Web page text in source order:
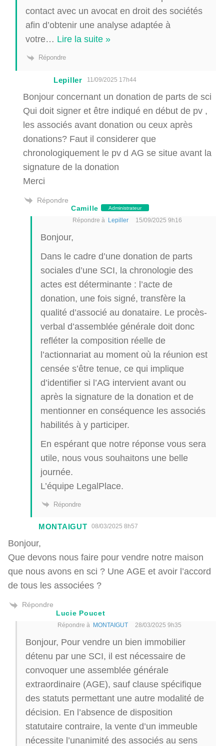
contact avec un avocat en droit des sociétés
afin d’obtenir une analyse adaptée à
votre… Lire la suite »
Répondre
Lepiller 11/09/2025 17h44
Bonjour concernant un donation de parts de sci
Qui doit signer et être indiqué en début de pv ,
les associés avant donation ou ceux après
donations? Faut il considerer que
chronologiquement le pv d AG se situe avant la
signature de la donation
Merci
Répondre
Camille
Administrateur
Répondre à Lepiller 15/09/2025 9h16
Bonjour,
Dans le cadre d’une donation de parts
sociales d’une SCI, la chronologie des
actes est déterminante : l’acte de
donation, une fois signé, transfère la
qualité d’associé au donataire. Le procès-
verbal d’assemblée générale doit donc
refléter la composition réelle de
l’actionnariat au moment où la réunion est
censée s’être tenue, ce qui implique
d’identifier si l’AG intervient avant ou
après la signature de la donation et de
mentionner en conséquence les associés
habilités à y participer.
En espérant que notre réponse vous sera
utile, nous vous souhaitons une belle
journée.
L’équipe LegalPlace.
Répondre
MONTAIGUT 08/03/2025 8h57
Bonjour,
Que devons nous faire pour vendre notre maison
que nous avons en sci ? Une AGE et avoir l’accord
de tous les associées ?
Répondre
Lucie Poucet
Répondre à MONTAIGUT 28/03/2025 9h35
Bonjour, Pour vendre un bien immobilier
détenu par une SCI, il est nécessaire de
convoquer une assemblée générale
extraordinaire (AGE), sauf clause spécifique
des statuts permettant une autre modalité de
décision. En l’absence de disposition
statutaire contraire, la vente d’un immeuble
nécessite l’unanimité des associés au sens